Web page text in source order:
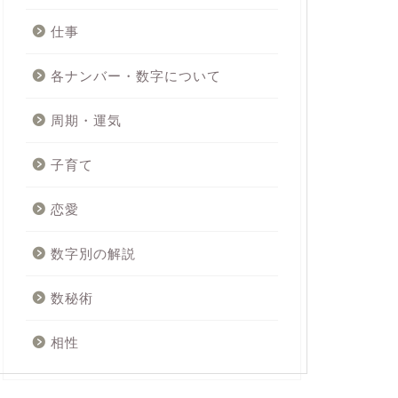
仕事
各ナンバー・数字について
周期・運気
子育て
恋愛
数字別の解説
数秘術
相性